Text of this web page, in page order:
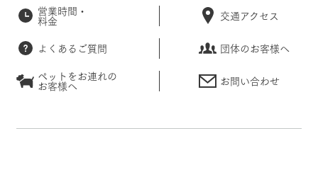
営業時間・
料金 交通アクセス
よくあるご質問
団体のお客様へ
ペットをお連れの
お客様へ お問い合わせ